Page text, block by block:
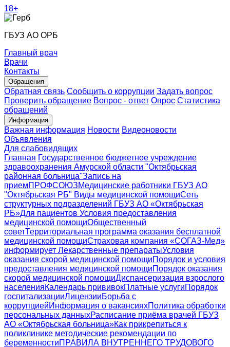
18+
ГБУЗ АО ОРБ
Главный врач
Врачи
Контакты
Обращения
Обратная связь Сообщить о коррупции Задать вопрос
Проверить обращение Вопрос - ответ Опрос Статистика
обращений
Информация
Важная информация Новости Видеоновости
Объявления
Для слабовидящих
Главная Государственное бюджетное учреждение
здравоохранения Амурской области "Октябрьская
районная больница"Запись на
приемПРОФСОЮЗМедицинские работники ГБУЗ АО
"Октябрьская РБ" Виды медицинской помощиСеть
структурных подразделений ГБУЗ АО «Октябрьская
РБ»Для пациентов Условия предоставления
медицинской помощиОбщественный
советТерриториальная программа оказания бесплатной
медицинской помощиСтраховая компания «СОГАЗ-Мед»
информирует Лекарственные препаратыУсловия
оказания скорой медицинской помощиПорядок и условия
предоставления медицинской помощиПорядок оказания
скорой медицинской помощиДиспансеризация взрослого
населенияКалендарь прививокПлатные услугиПорядок
госпитализацииЛицензииБорьба с
коррупциейИнформация о вакансияхПолитика обработки
персональных данныхРасписание приёма врачей ГБУЗ
АО «Октябрьская больница»Как прикрепиться к
поликлинике методические рекомендации по
беременностиПРАВИЛА ВНУТРЕННЕГО ТРУДОВОГО